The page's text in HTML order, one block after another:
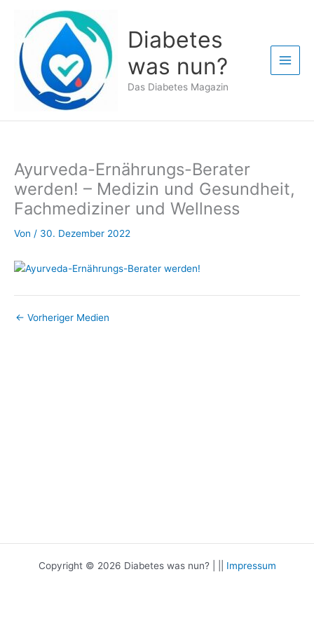
springen
Diabetes
was nun?
Das Diabetes Magazin
Ayurveda-Ernährungs-Berater
werden! – Medizin und Gesundheit,
Fachmediziner und Wellness
Von / 30. Dezember 2022
← Vorheriger Medien
Copyright © 2026 Diabetes was nun? | || Impressum